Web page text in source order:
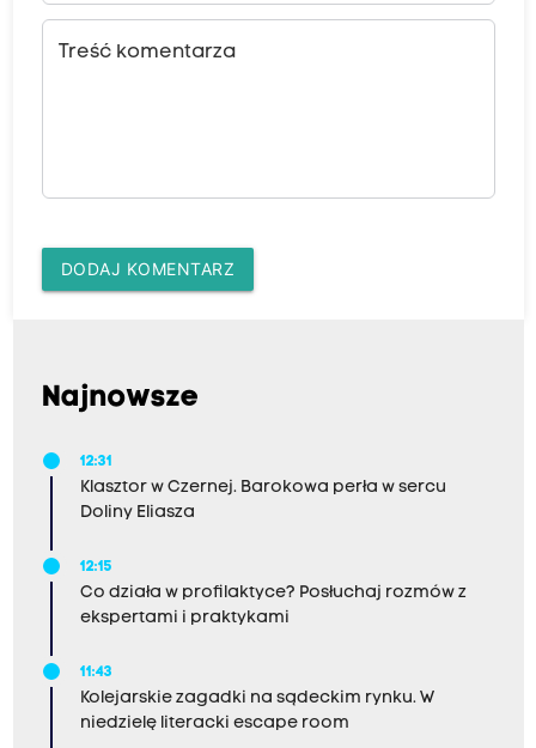
Treść komentarza
DODAJ KOMENTARZ
Najnowsze
12:31
Klasztor w Czernej. Barokowa perła w sercu
Doliny Eliasza
12:15
Co działa w profilaktyce? Posłuchaj rozmów z
ekspertami i praktykami
11:43
Kolejarskie zagadki na sądeckim rynku. W
niedzielę literacki escape room